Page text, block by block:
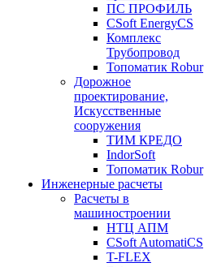
ПС ПРОФИЛЬ
CSoft EnergyCS
Комплекс
Трубопровод
Топоматик Robur
Дорожное
проектирование,
Искусственные
сооружения
ТИМ КРЕДО
IndorSoft
Топоматик Robur
Инженерные расчеты
Расчеты в
машиностроении
НТЦ АПМ
CSoft AutomatiCS
T-FLEX